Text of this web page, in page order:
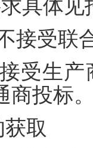
具体
接受联
受生
商投标
取